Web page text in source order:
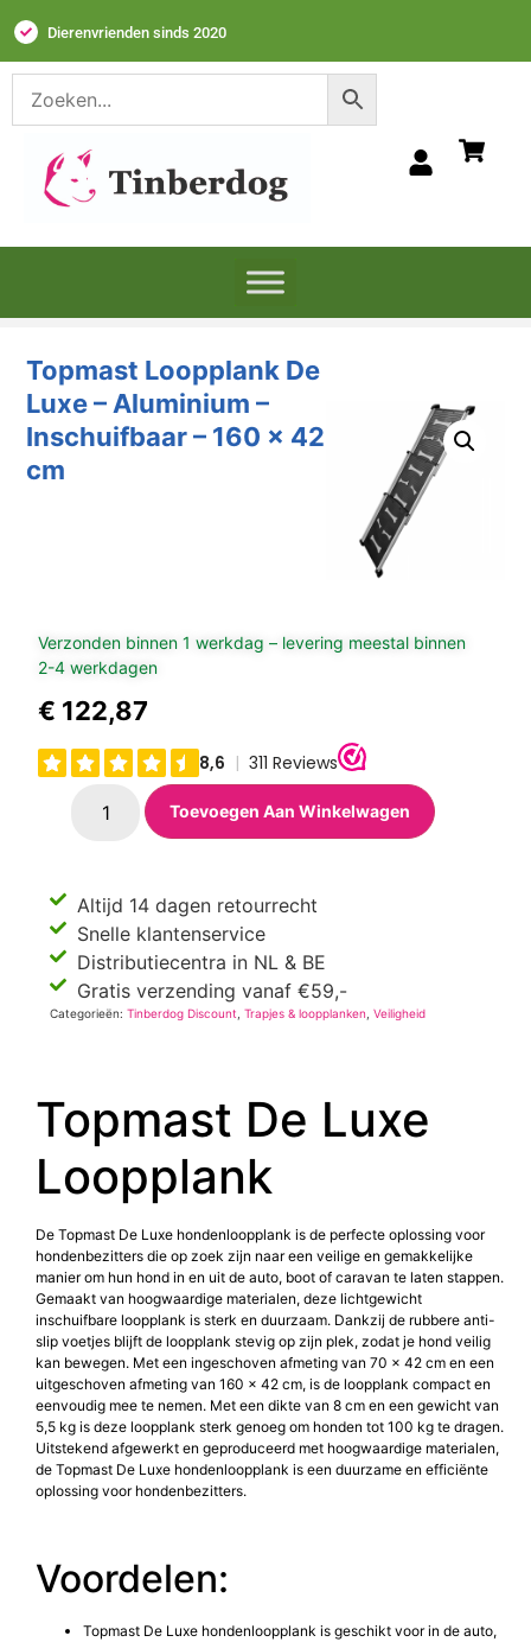
Dierenvrienden sinds 2020
Topmast Loopplank De
Luxe – Aluminium –
Inschuifbaar – 160 x 42
cm
Verzonden binnen 1 werkdag – levering meestal binnen
2-4 werkdagen
€ 122,87
Toevoegen Aan Winkelwagen
Altijd 14 dagen retourrecht
Snelle klantenservice
Distributiecentra in NL & BE
Gratis verzending vanaf €59,-
Categorieën:Tinberdog Discount ,Trapjes & loopplanken ,Veiligheid
Topmast De Luxe
Loopplank
De Topmast De Luxe hondenloopplank is de perfecte oplossing voor
hondenbezitters die op zoek zijn naar een veilige en gemakkelijke
manier om hun hond in en uit de auto, boot of caravan te laten stappen.
Gemaakt van hoogwaardige materialen, deze lichtgewicht
inschuifbare loopplank is sterk en duurzaam. Dankzij de rubbere anti-
slip voetjes blijft de loopplank stevig op zijn plek, zodat je hond veilig
kan bewegen. Met een ingeschoven afmeting van 70 x 42 cm en een
uitgeschoven afmeting van 160 x 42 cm, is de loopplank compact en
eenvoudig mee te nemen. Met een dikte van 8 cm en een gewicht van
5,5 kg is deze loopplank sterk genoeg om honden tot 100 kg te dragen.
Uitstekend afgewerkt en geproduceerd met hoogwaardige materialen,
de Topmast De Luxe hondenloopplank is een duurzame en efficiënte
oplossing voor hondenbezitters.
Voordelen:
Topmast De Luxe hondenloopplank is geschikt voor in de auto,